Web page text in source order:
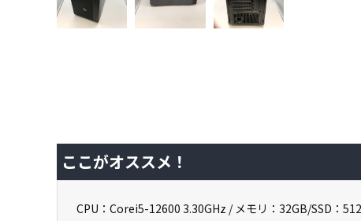
ここがオススメ！
CPU：Corei5-12600 3.30GHz / メモリ：32GB/SSD：